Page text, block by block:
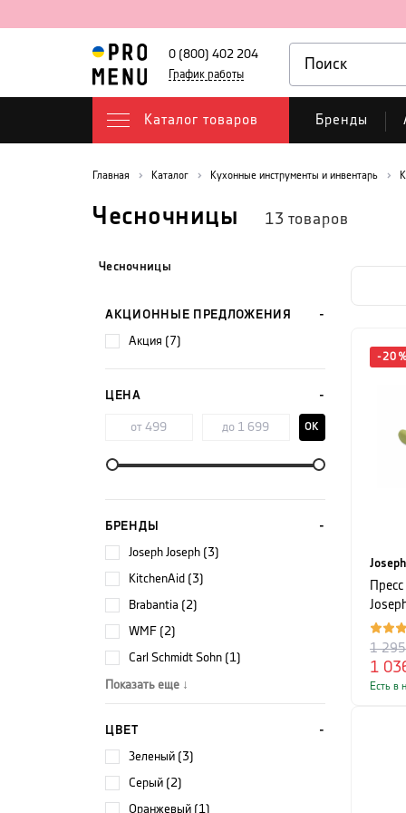
0 (800) 402 204
График работы
Каталог товаров Бренды
Главная Каталог Кухонные инструменты и инвентарь
Чесночницы 13 товаров
Чесночницы
АКЦИОННЫЕ ПРЕДЛОЖЕНИЯ
акция (7)
ЦЕНА
OK
БРЕНДЫ
Joseph Joseph (3)
KitchenAid (3)
Brabantia (2)
WMF (2)
Carl Schmidt Sohn (1)
Показать еще ↓
ЦВЕТ
зеленый (3)
серый (2)
оранжевый (1)
-20
1
1 295
Есть в